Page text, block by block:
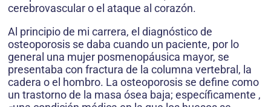
cerebrovascular o el ataque al corazón.
Al principio de mi carrera, el diagnóstico de
osteoporosis se daba cuando un paciente, por lo
general una mujer posmenopáusica mayor, se
presentaba con fractura de la columna vertebral, la
cadera o el hombro. La osteoporosis se define como
un trastorno de la masa ósea baja; específicamente ,